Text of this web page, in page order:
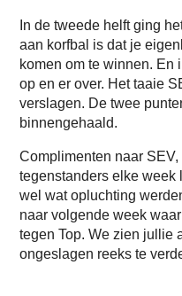
In de tweede helft ging
aan korfbal is dat je
komen om te winnen. En
op en er over. Het taaie
verslagen. De twee
binnengehaald.
Complimenten naar
tegenstanders elke week
wel wat opluchting
naar volgende week
tegen Top. We zien jullie
ongeslagen reeks te